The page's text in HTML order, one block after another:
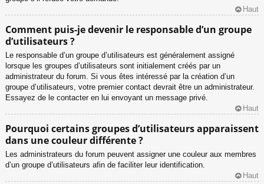
Haut
Comment puis-je devenir le responsable d’un groupe
d’utilisateurs ?
Le responsable d’un groupe d’utilisateurs est généralement assigné
lorsque les groupes d’utilisateurs sont initialement créés par un
administrateur du forum. Si vous êtes intéressé par la création d’un
groupe d’utilisateurs, votre premier contact devrait être un administrateur.
Essayez de le contacter en lui envoyant un message privé.
Haut
Pourquoi certains groupes d’utilisateurs apparaissent
dans une couleur différente ?
Les administrateurs du forum peuvent assigner une couleur aux membres
d’un groupe d’utilisateurs afin de faciliter leur identification.
Haut